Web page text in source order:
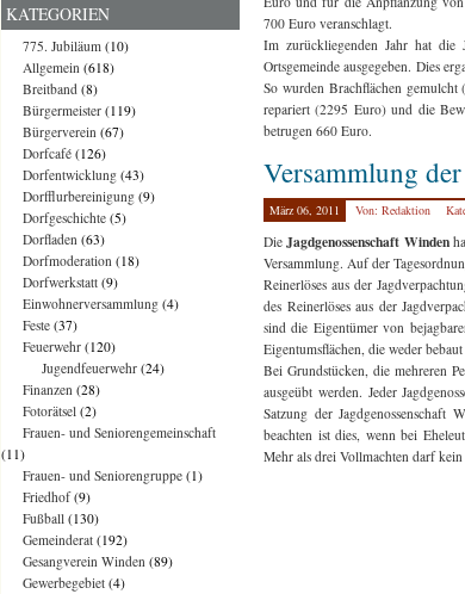
700 Euro veranschlagt.
Im zurückliegenden Jahr hat die
Ortsgemeinde ausgegeben. Dies
So wurden Brachflächen
repariert (2295 Euro) und die
betrugen 660 Euro.
Versammlung
März 06, 2011 Von: Redaktion
Die Jagdgenossenschaft Winden
Versammlung. Auf der
Reinerlöses aus der
des Reinerlöses aus der
sind die Eigentümer von
Eigentumsflächen, die weder
Bei Grundstücken, die mehreren
ausgeübt werden. Jeder
Satzung der Jagdgenossenschaft
beachten ist dies, wenn bei
Mehr als drei Vollmachten darf kein
KATEGORIEN
775. Jubiläum (10)
Allgemein (618)
Breitband (8)
Bürgermeister (119)
Bürgerverein (67)
Dorfcafé (126)
Dorfentwicklung (43)
Dorfflurbereinigung (9)
Dorfgeschichte (5)
Dorfladen (63)
Dorfmoderation (18)
Dorfwerkstatt (9)
Einwohnerversammlung (4)
Feste (37)
Feuerwehr (120)
Jugendfeuerwehr (24)
Finanzen (28)
Fotorätsel (2)
Frauen- und Seniorengemeinschaft
(11)
Frauen- und Seniorengruppe (1)
Friedhof(9)
Fußball (130)
Gemeinderat (192)
Gesangverein Winden (89)
Gewerbegebiet (4)